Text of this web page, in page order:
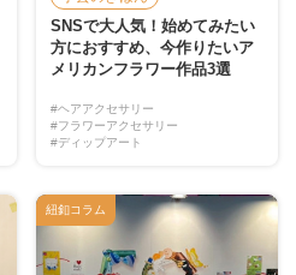
SNSで大人気！始めてみたい
方におすすめ、今作りたいア
メリカンフラワー作品3選
#ヘアアクセサリー
#フラワーアクセサリー
#ディップアート
紐釦コラム